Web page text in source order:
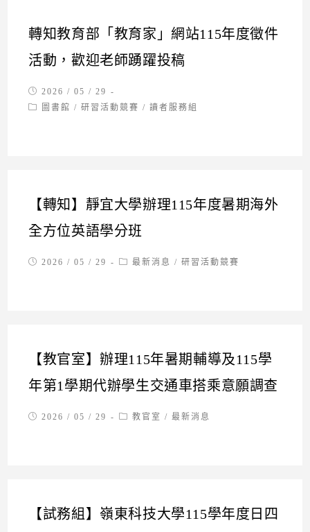
轉知教育部「教育家」網站115年度徵件
活動，歡迎老師踴躍投稿
Post
published:
2026 / 05 / 29
Post圖書館 / 研習活動競賽 / 讀者服務組
【轉知】靜宜大學辦理115年度暑期海外
全方位英語學分班
Post2026 / 05 / 29
Post最新消息 / 研習活動競賽
【教官室】辦理115年暑期輔導及115學
年第1學期代辦學生交通車搭乘意願調查
Post2026 / 05 / 29
Post教官室 / 最新消息
【試務組】嶺東科技大學115學年度日四